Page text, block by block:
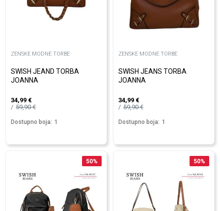
ZENSKE MODNE TORBE
SWISH JEAND TORBA
JOANNA
34,99 €
59,90€
Dostupno boja: 1
ZENSKE MODNE TORBE
SWISH JEANS TORBA
JOANNA
34,99 €
59,90€
Dostupno boja: 1
50% 50%